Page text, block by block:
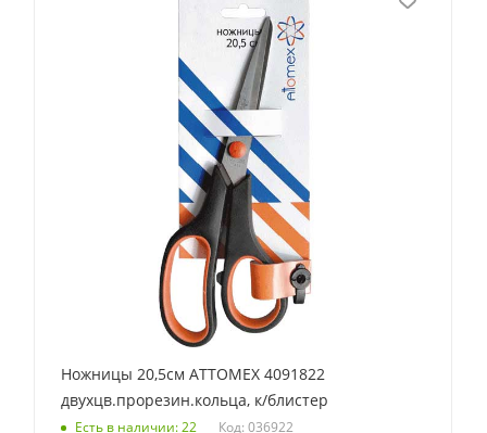
Ножницы 20,5см ATTOMEX 4091822
двухцв.прорезин.кольца, к/блистер
Есть в наличии: 22 Код: 036922